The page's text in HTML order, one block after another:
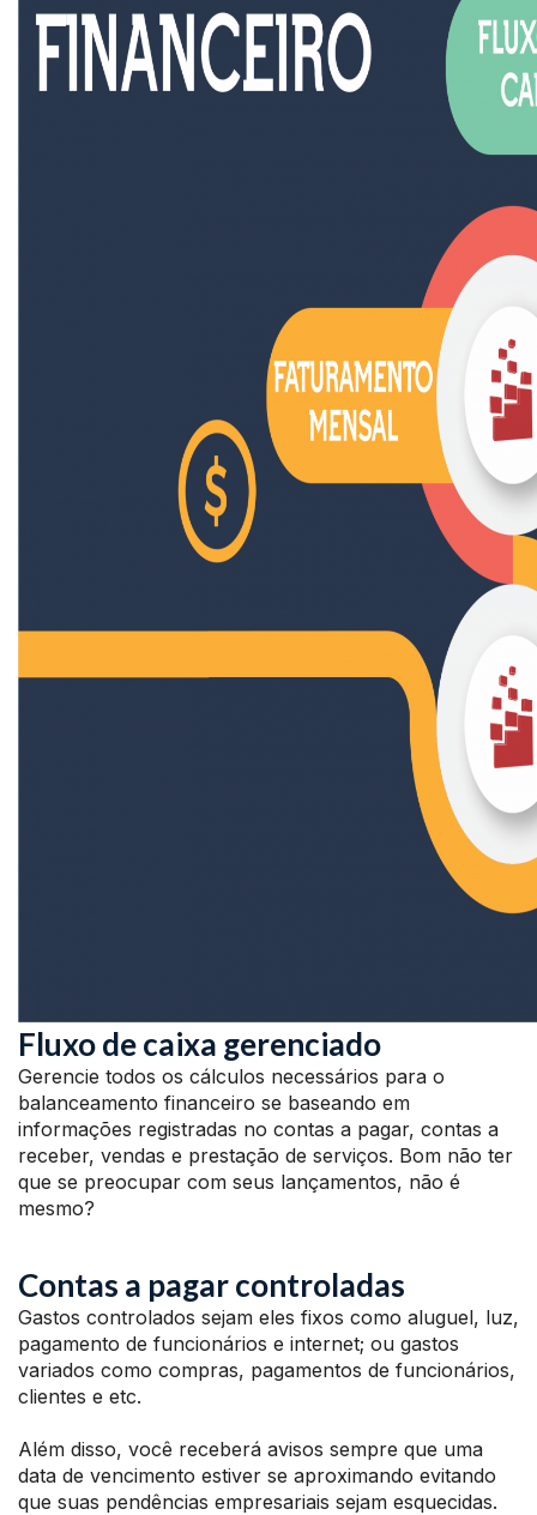
Fluxo de caixa gerenciado
Gerencie todos os cálculos necessários para o
balanceamento financeiro se baseando em
informações registradas no contas a pagar, contas a
receber, vendas e prestação de serviços. Bom não ter
que se preocupar com seus lançamentos, não é
mesmo?
Contas a pagar controladas
Gastos controlados sejam eles fixos como aluguel, luz,
pagamento de funcionários e internet; ou gastos
variados como compras, pagamentos de funcionários,
clientes e etc.
Além disso, você receberá avisos sempre que uma
data de vencimento estiver se aproximando evitando
que suas pendências empresariais sejam esquecidas.